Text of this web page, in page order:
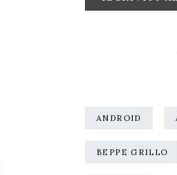
ANDROID
BEPPE GRILLO